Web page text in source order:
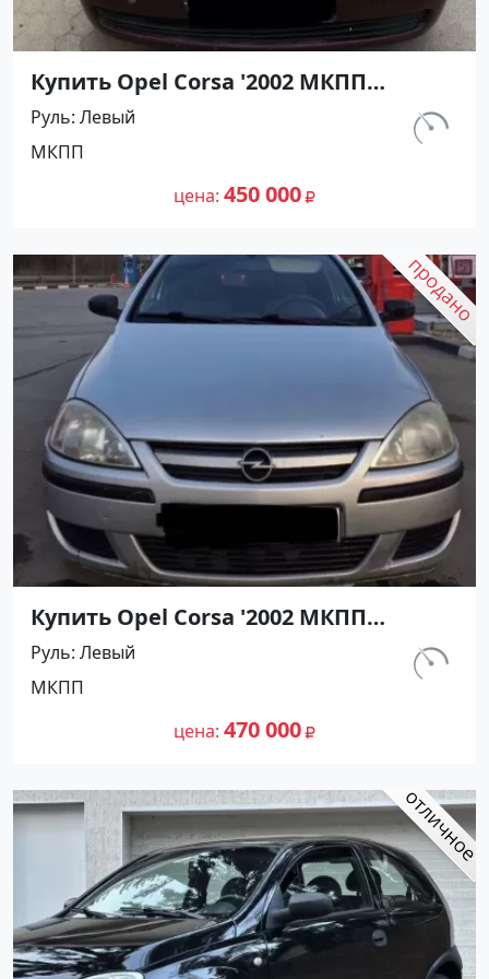
Купить Opel Corsa '2002 МКПП
(1200/75 л.с.) Бензин инжектор
Ленинградская цвет Красный
Хетчбэк по цене 450000 рублей,
объявление №27492 на сайте
Авторынок23
км.
Руль Левый
МКПП
цена 450 000
Купить Opel Corsa '2002 МКПП
(1200/75 л.с.) Бензин инжектор
Темрюк цвет Серебристый Хетчбэк
по цене 470000 рублей, объявление
№27491 на сайте Авторынок23
Руль Левый
МКПП
цена 470 000